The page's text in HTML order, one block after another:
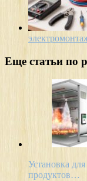
Еще статьи по
Установка
продуктов…